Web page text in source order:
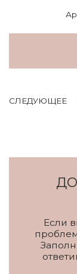
СЛЕДУЮЩЕЕ
Если